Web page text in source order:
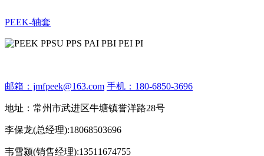
PEEK-轴套
邮箱：jmfpeek@163.com 手机：180-6850-3696
地址：常州市武进区牛塘镇誉洋路28号
李保龙(总经理):18068503696
韦雪颍(销售经理):13511674755